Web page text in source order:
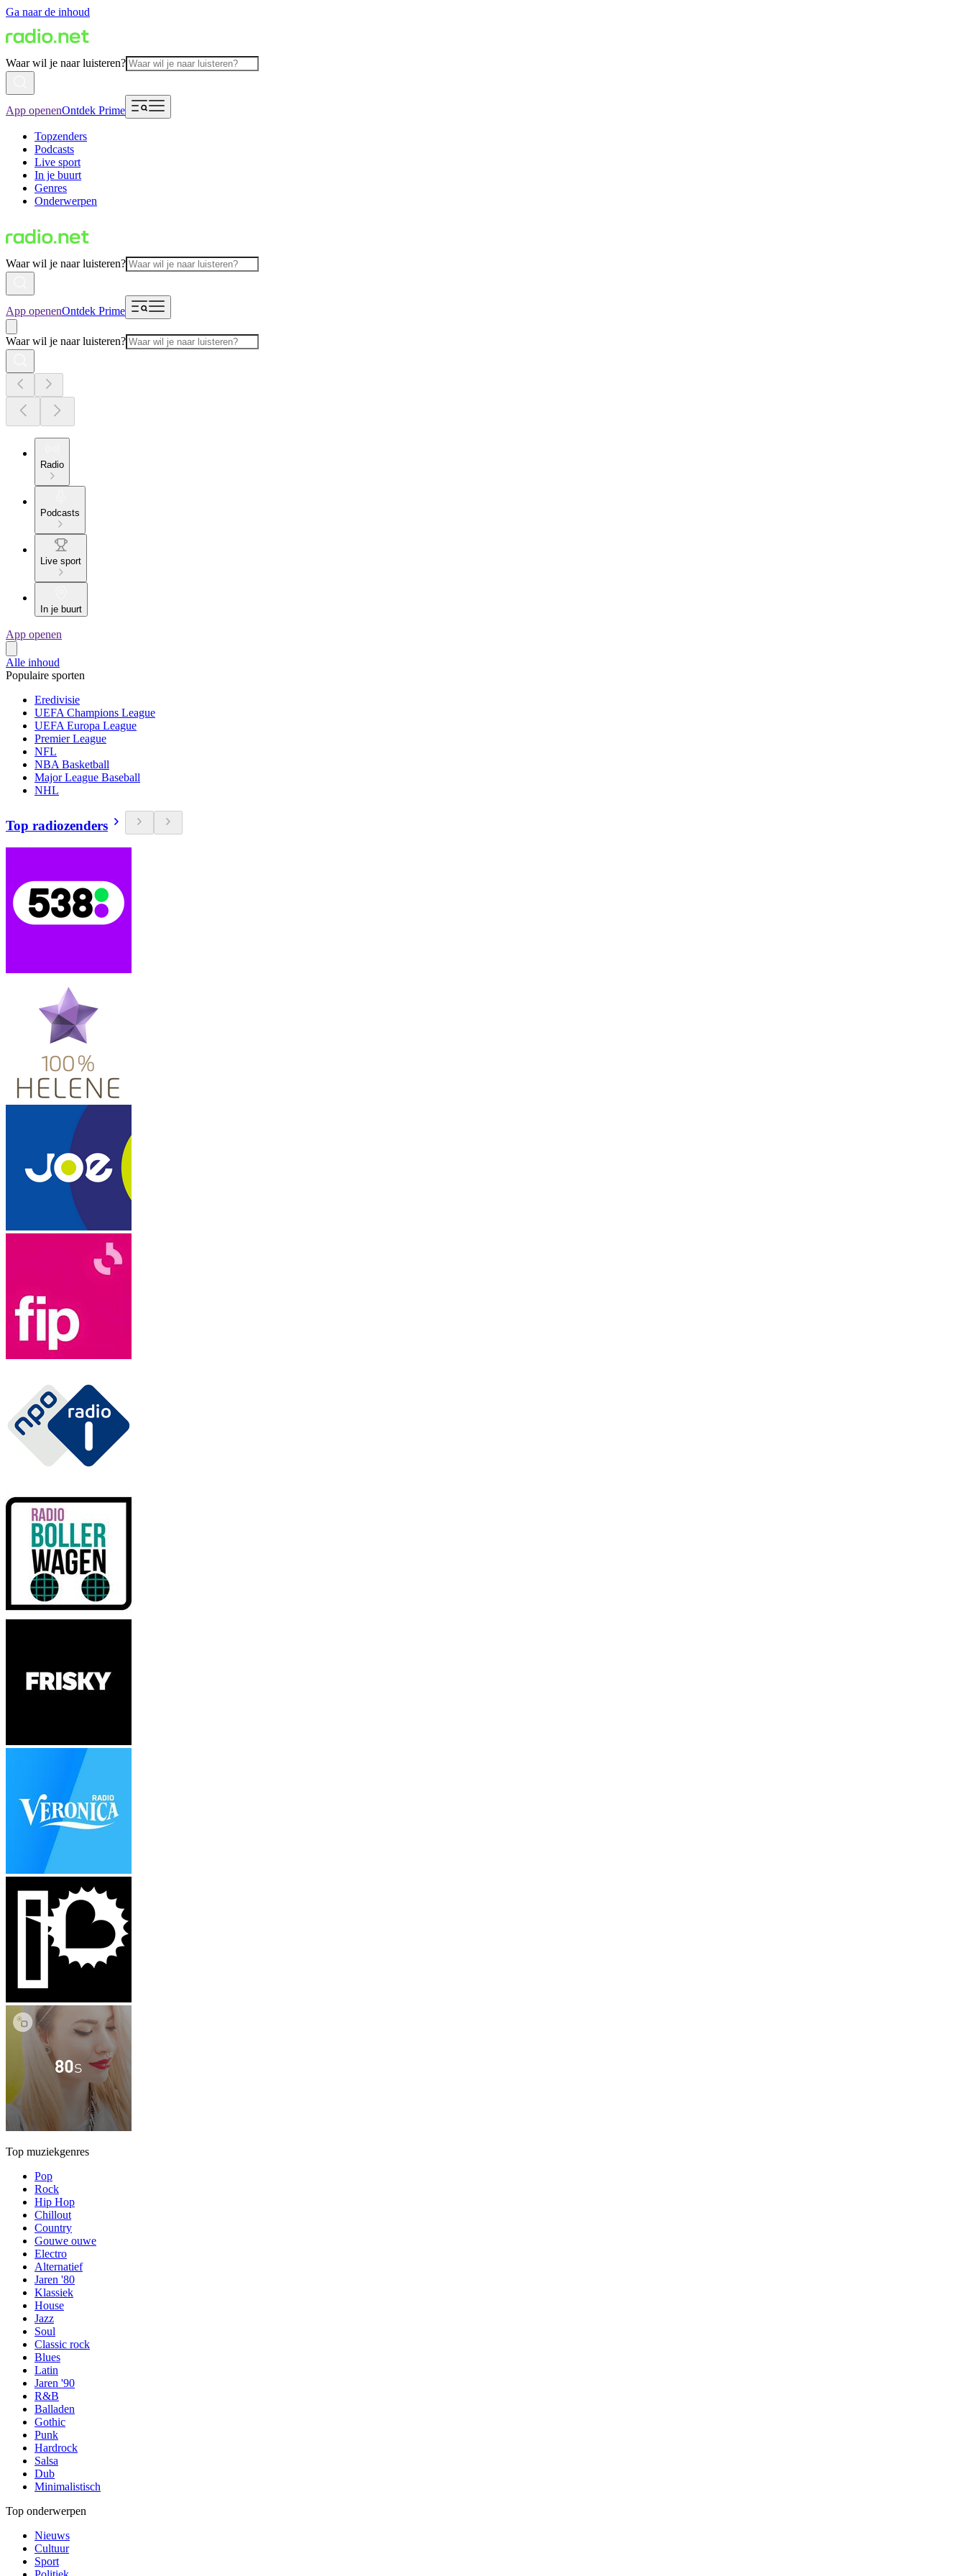
Ga naar de inhoud
Waar wil je naar luisteren?
App openenOntdek Prime
Topzenders
Podcasts
Live sport
In je buurt
Genres
Onderwerpen
Waar wil je naar luisteren?
App openenOntdek Prime
Waar wil je naar luisteren?
Radio
Podcasts
Live sport
In je buurt
App openen
Alle inhoud
Populaire sporten
Eredivisie
UEFA Champions League
UEFA Europa League
Premier League
NFL
NBA Basketball
Major League Baseball
NHL
Top radiozenders
Top muziekgenres
Pop
Rock
Hip Hop
Chillout
Country
Gouwe ouwe
Electro
Alternatief
Jaren '80
Klassiek
House
Jazz
Soul
Classic rock
Blues
Latin
Jaren '90
R&B
Balladen
Gothic
Punk
Hardrock
Salsa
Dub
Minimalistisch
Top onderwerpen
Nieuws
Cultuur
Sport